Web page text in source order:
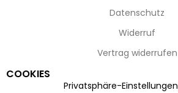
Datenschutz
Widerruf
Vertrag widerrufen
COOKIES
Privatsphäre-